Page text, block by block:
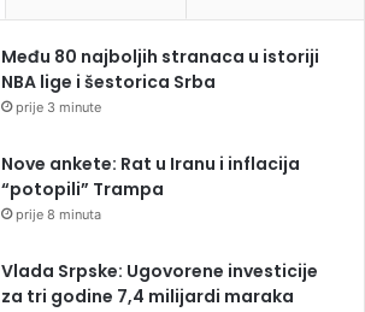
Među 80 najboljih stranaca u istoriji
NBA lige i šestorica Srba
prije 3 minute
Nove ankete: Rat u Iranu i inflacija
“potopili” Trampa
prije 8 minuta
Vlada Srpske: Ugovorene investicije
za tri godine 7,4 milijardi maraka